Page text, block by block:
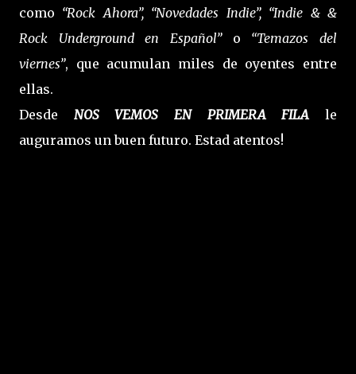
como “Rock Ahora”, “Novedades Indie”, “Indie & &
Rock Underground en Español”o “Temazos del
viernes”, que acumulan miles de oyentes entre
ellas.
Desde NOS VEMOS EN PRIMERA FILA le
auguramos un buen futuro. Estad atentos!